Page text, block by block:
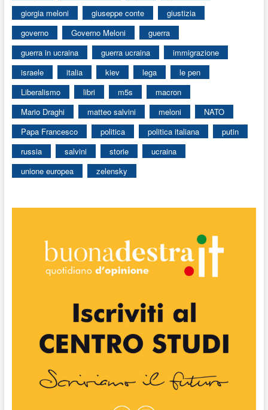
giorgia meloni
giuseppe conte
giustizia
governo
Governo Meloni
guerra
guerra in ucraina
guerra ucraina
immigrazione
israele
italia kiev lega
le pen
Liberalismo
libri m5s
macron
Mario Draghi
matteo salvini meloni
NATO
Papa Francesco
politica politica italiana
putin
russia
salvini storie
ucraina
unione europea
zelensky